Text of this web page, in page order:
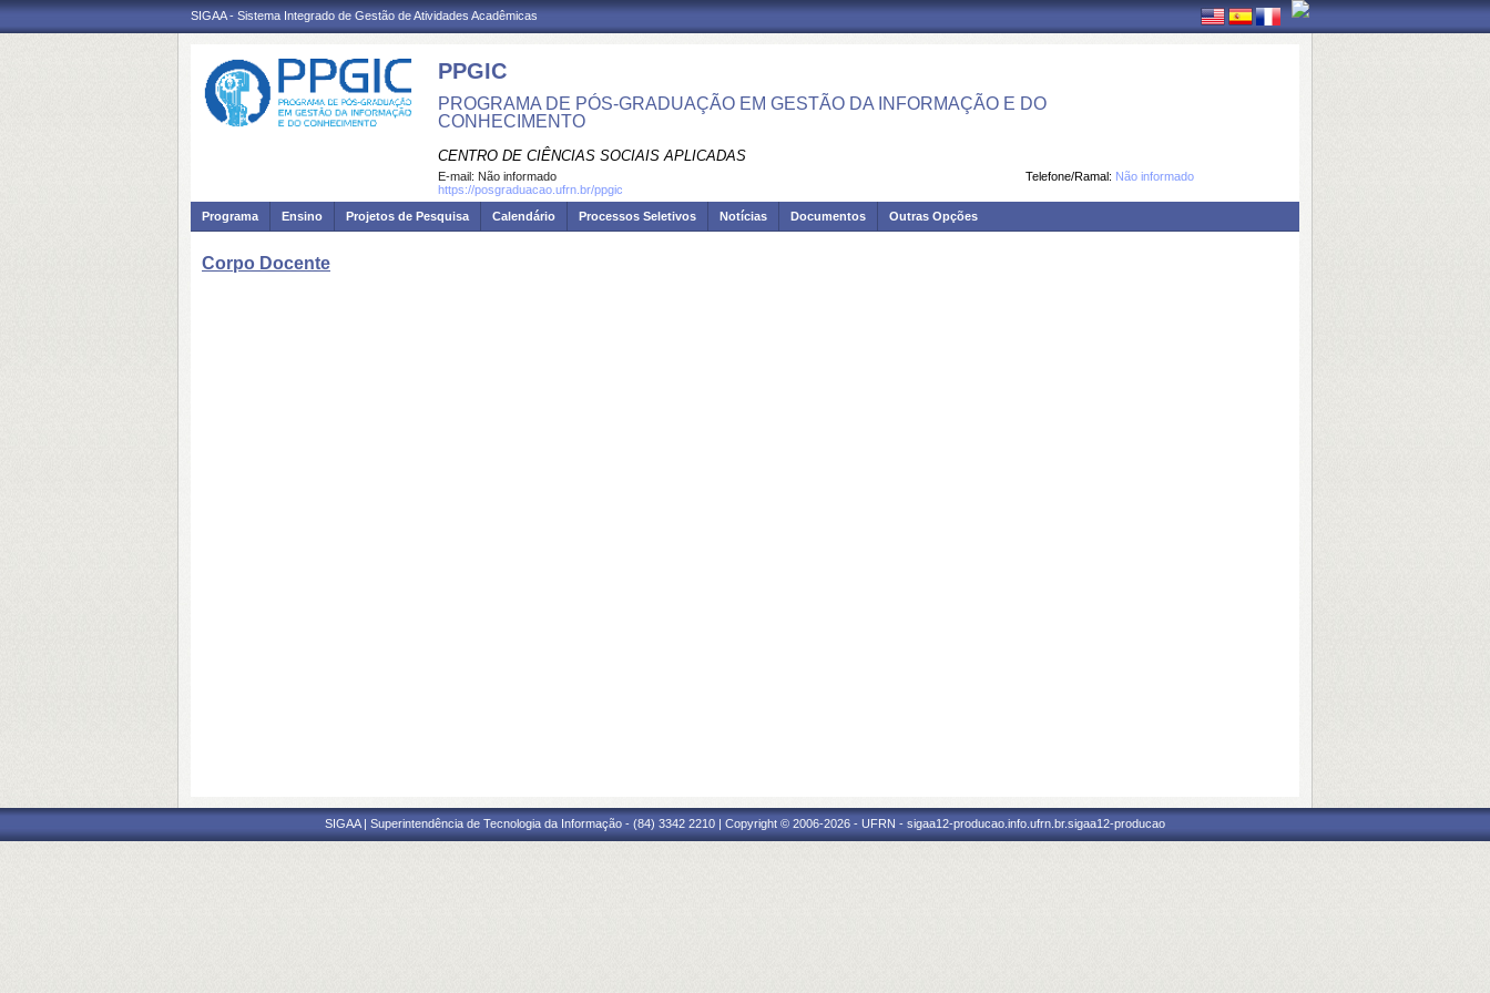
SIGAA - Sistema Integrado de Gestão de Atividades Acadêmicas
PPGIC
PROGRAMA DE PÓS-GRADUAÇÃO EM GESTÃO DA INFORMAÇÃO E DO
CONHECIMENTO
CENTRO DE CIÊNCIAS SOCIAIS APLICADAS
Telefone/Ramal: Não informado
E-mail: Não informado
https://posgraduacao.ufrn.br/ppgic
Programa
Ensino Projetos de Pesquisa Calendário Processos Seletivos Notícias Documentos Outras Opções
Corpo Docente
SIGAA | Superintendência de Tecnologia da Informação - (84) 3342 2210 | Copyright © 2006-2026 - UFRN - sigaa12-producao.info.ufrn.br.sigaa12-producao